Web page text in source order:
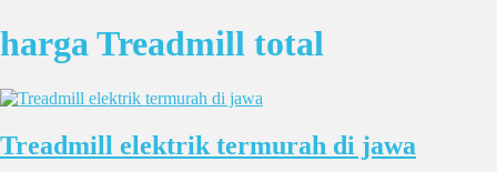
harga Treadmill total
Treadmill elektrik termurah di jawa